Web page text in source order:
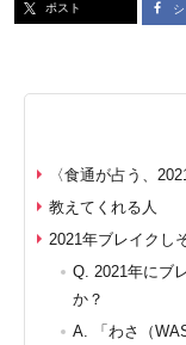
ポスト
〈食通が占う、
教えてくれる人
2021年ブレイクし
Q. 2021年にブ
か？
A. 「わさ（